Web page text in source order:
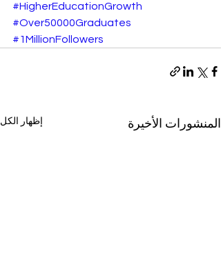
#HigherEducationGrowth
#Over50000Graduates
#1MillionFollowers
المنشورات الأخيرة إظهار الكل